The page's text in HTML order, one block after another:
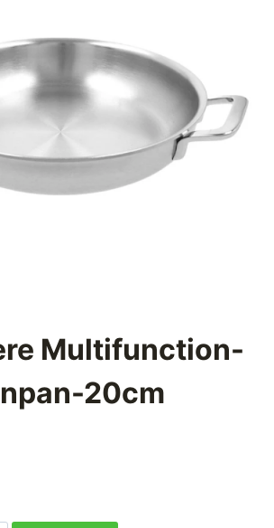
Multifunction-
20cm